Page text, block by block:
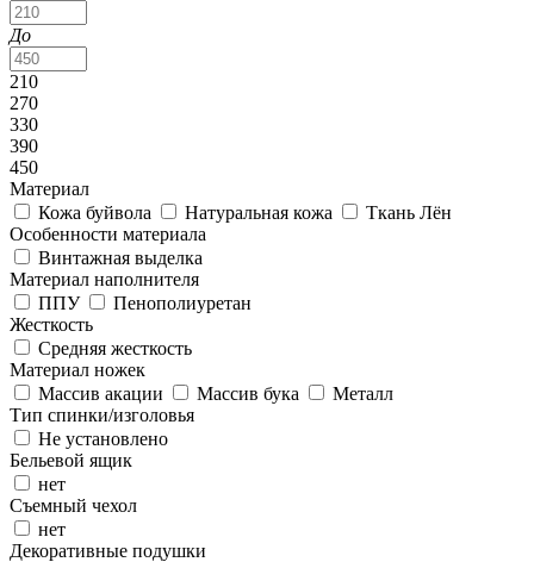
До
210
270
330
390
450
Материал
Кожа буйвола
Натуральная кожа
Ткань Лён
Особенности материала
Винтажная выделка
Материал наполнителя
ППУ
Пенополиуретан
Жесткость
Средняя жесткость
Материал ножек
Массив акации
Массив бука
Металл
Тип спинки/изголовья
Не установлено
Бельевой ящик
нет
Съемный чехол
нет
Декоративные подушки